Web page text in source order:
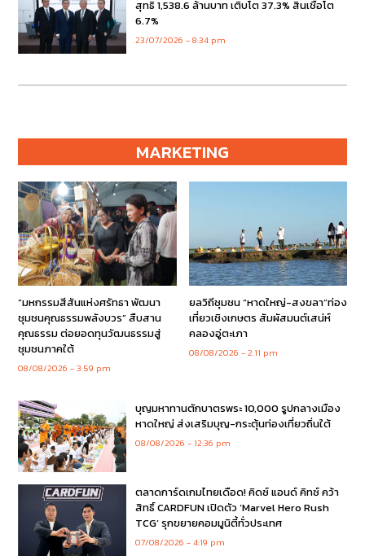
สุทธิ 1,538.6 ล้านบาท เติบโต 37.3% สินเชื่อโต
6.7%
23/07/2026 8:34 pm
MARKETING
“มหกรรมสีสันแห่งศรัทธา พัฒนา
ชุมชนคุณธรรมพลังบวร” สืบสาน
คุณธรรม ต่อยอดทุนวัฒนธรรมสู่
ชุมชนภาคใต้
08/08/2026 3:59 pm
ยลวิถีชุมชน “หาดใหญ่-สงขลา”ท่อง
เที่ยวเชิงเกษตร สัมผัสมนต์เสน่ห์
คลองอู่ตะเภา
08/08/2026 2:11 pm
บุญมหาทานตักบาตรพระ 10,000 รูปกลางเมือง
หาดใหญ่ ส่งเสริมบุญ-กระตุ้นท่องเที่ยวถิ่นใต้
08/08/2026 12:36 pm
ตลาดการ์ดเกมไทยเดือด! คิดซ์ แอนด์ คิทซ์ คว้า
สิทธิ์ CARDFUN เปิดตัว ‘Marvel Hero Rush
TCG’ รุกขยายคอมมูนิตี้ทั่วประเทศ
07/08/2026 4:19 pm